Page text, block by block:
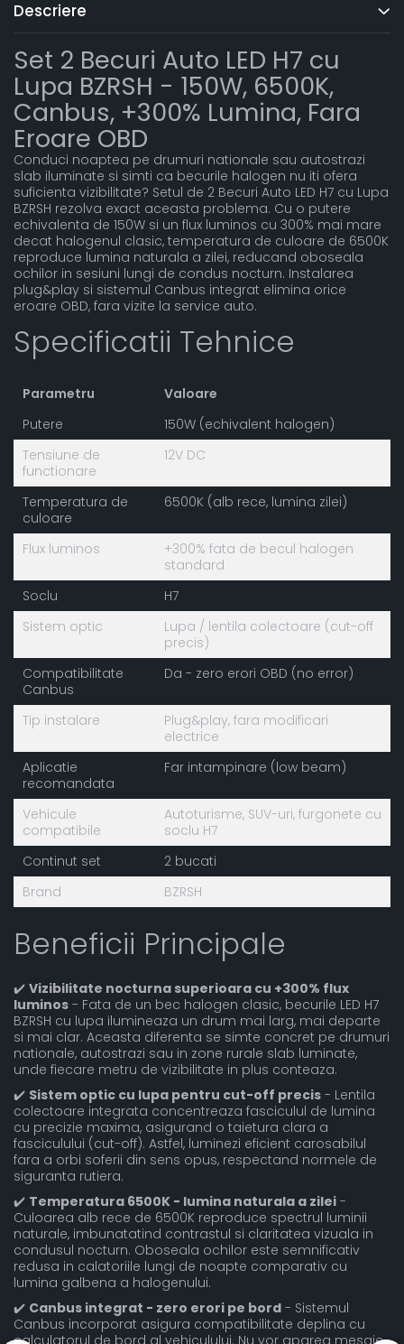
Descriere
Set 2 Becuri Auto LED H7 cu
Lupa BZRSH - 150W, 6500K,
Canbus, +300% Lumina, Fara
Eroare OBD
Conduci noaptea pe drumuri nationale sau autostrazi
slab iluminate si simti ca becurile halogen nu iti ofera
suficienta vizibilitate? Setul de 2 Becuri Auto LED H7 cu Lupa
BZRSH rezolva exact aceasta problema. Cu o putere
echivalenta de 150W si un flux luminos cu 300% mai mare
decat halogenul clasic, temperatura de culoare de 6500K
reproduce lumina naturala a zilei, reducand oboseala
ochilor in sesiuni lungi de condus nocturn. Instalarea
plug&play si sistemul Canbus integrat elimina orice
eroare OBD, fara vizite la service auto.
Specificatii Tehnice
Parametru
Valoare
Putere
150W (echivalent halogen)
Tensiune de
functionare
12V DC
Temperatura de
culoare
6500K (alb rece, lumina zilei)
Flux luminos
+300% fata de becul halogen
standard
Soclu
H7
Sistem optic
Lupa / lentila colectoare (cut-off
precis)
Compatibilitate
Canbus
Da - zero erori OBD (no error)
Tip instalare
Plug&play, fara modificari
electrice
Aplicatie
recomandata
Far intampinare (low beam)
Vehicule
compatibile
Autoturisme, SUV-uri, furgonete cu
soclu H7
Continut set
2 bucati
Brand
BZRSH
Beneficii Principale
✔️ Vizibilitate nocturna superioara cu +300% flux
luminos - Fata de un bec halogen clasic, becurile LED H7
BZRSH cu lupa ilumineaza un drum mai larg, mai departe
si mai clar. Aceasta diferenta se simte concret pe drumuri
nationale, autostrazi sau in zone rurale slab luminate,
unde fiecare metru de vizibilitate in plus conteaza.
✔️ Sistem optic cu lupa pentru cut-off precis - Lentila
colectoare integrata concentreaza fasciculul de lumina
cu precizie maxima, asigurand o taietura clara a
fasciculului (cut-off). Astfel, luminezi eficient carosabilul
fara a orbi soferii din sens opus, respectand normele de
siguranta rutiera.
✔️ Temperatura 6500K - lumina naturala a zilei -
Culoarea alb rece de 6500K reproduce spectrul luminii
naturale, imbunatatind contrastul si claritatea vizuala in
condusul nocturn. Oboseala ochilor este semnificativ
redusa in calatoriile lungi de noapte comparativ cu
lumina galbena a halogenului.
✔️ Canbus integrat - zero erori pe bord - Sistemul
Canbus incorporat asigura compatibilitate deplina cu
calculatorul de bord al vehiculului. Nu vor aparea mesaje